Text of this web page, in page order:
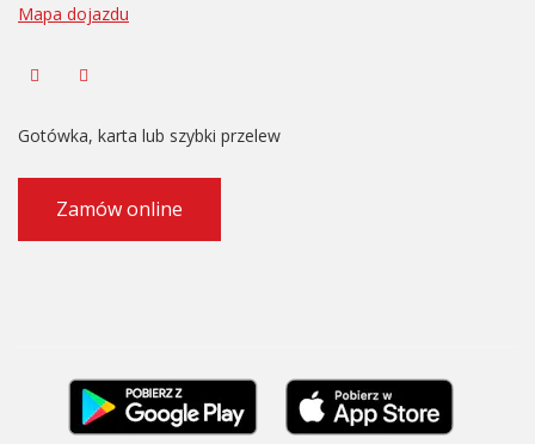
Mapa dojazdu
Gotówka, karta lub szybki przelew
Zamów online